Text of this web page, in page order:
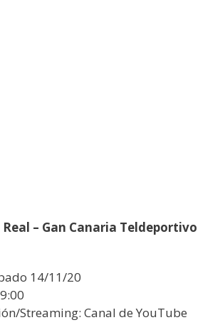
– Gan Canaria Teldeportivo
14/11/20
Streaming: Canal de YouTube